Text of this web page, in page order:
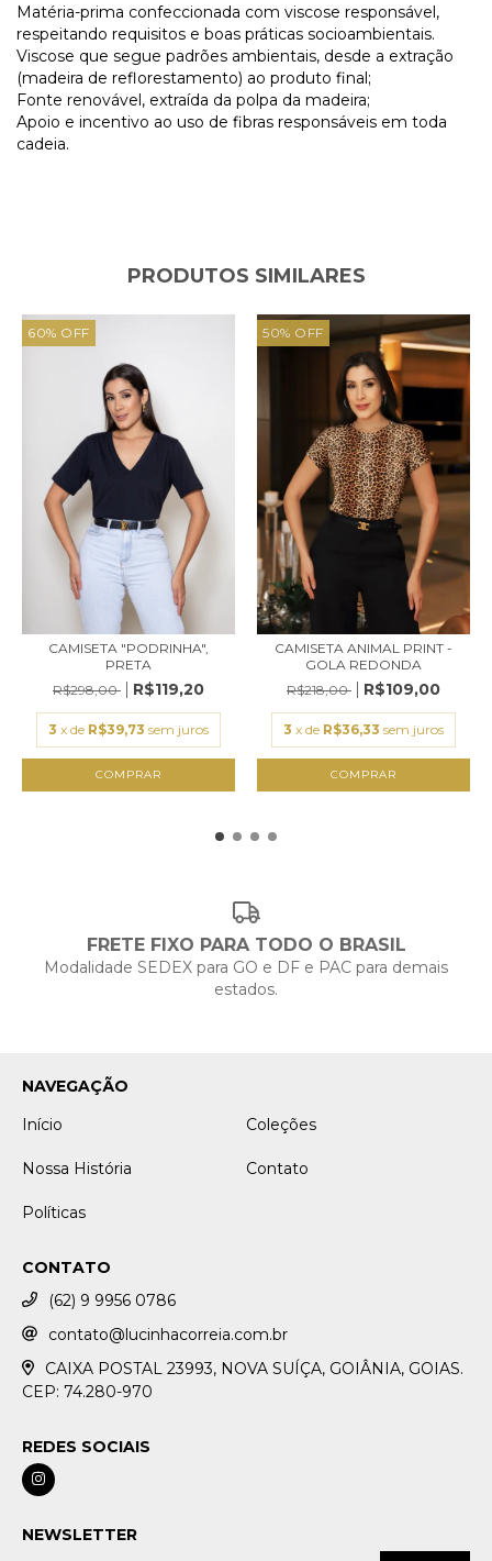
Matéria-prima confeccionada com viscose responsável,
respeitando requisitos e boas práticas socioambientais.
Viscose que segue padrões ambientais, desde a extração
(madeira de reflorestamento) ao produto final;
Fonte renovável, extraída da polpa da madeira;
Apoio e incentivo ao uso de fibras responsáveis em toda
cadeia.
PRODUTOS SIMILARES
60% OFF
CAMISETA "PODRINHA",
PRETA
R$298,00
R$119,20
3 x de R$39,73 sem juros
COMPRAR
50% OFF
CAMISETA ANIMAL PRINT -
GOLA REDONDA
R$218,00
R$109,00
3 x de R$36,33 sem juros
COMPRAR
FRETE FIXO PARA TODO O BRASIL
Modalidade SEDEX para GO e DF e PAC para demais
estados.
NAVEGAÇÃO
Início
Coleções
Nossa História Contato
Políticas
CONTATO
(62) 9 9956 0786
contato@lucinhacorreia.com.br
CAIXA POSTAL 23993, NOVA SUÍÇA, GOIÂNIA, GOIAS.
CEP: 74.280-970
REDES SOCIAIS
NEWSLETTER